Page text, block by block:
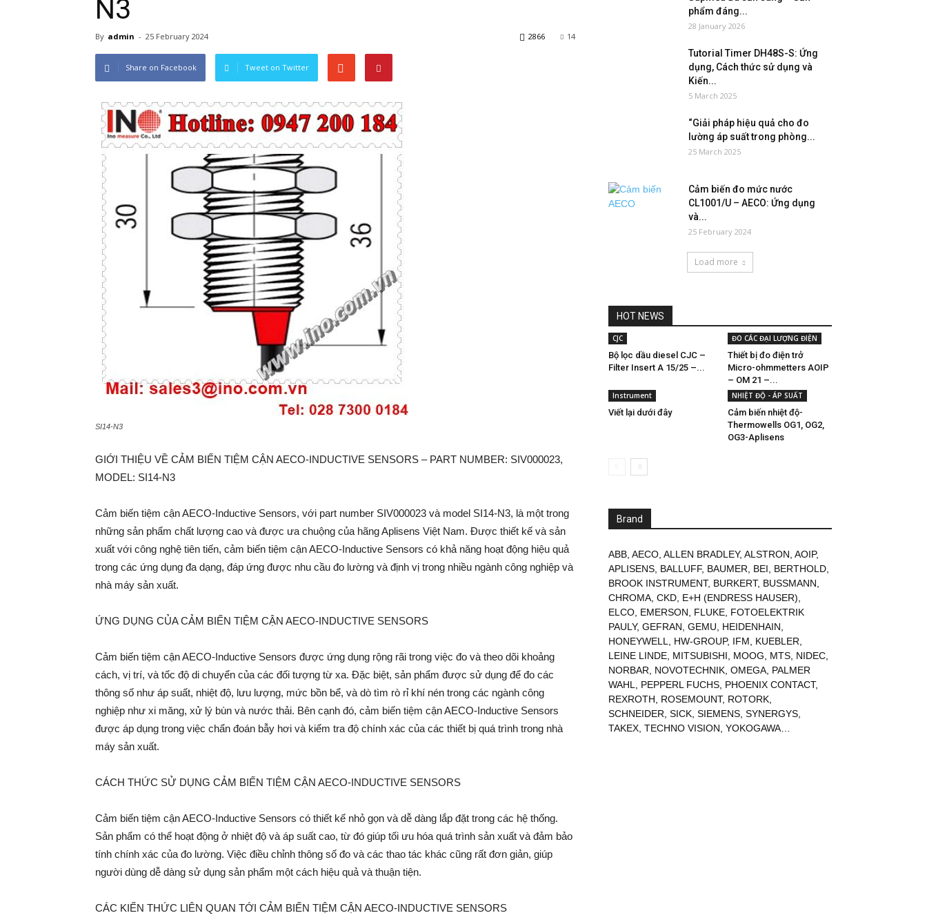
N3
By admin - 25 February 2024 14
2866
Share on Facebook Tweet on Twitter
SI14-N3
GIỚI THIỆU VỀ CẢM BIẾN TIỆM CẬN AECO-INDUCTIVE SENSORS – PART NUMBER: SIV000023,
MODEL: SI14-N3
Cảm biến tiệm cận AECO-Inductive Sensors, với part number SIV000023 và model SI14-N3, là một trong
những sản phẩm chất lượng cao và được ưa chuộng của hãng Aplisens Việt Nam. Được thiết kế và sản
xuất với công nghệ tiên tiến, cảm biến tiệm cận AECO-Inductive Sensors có khả năng hoạt động hiệu quả
trong các ứng dụng đa dạng, đáp ứng được nhu cầu đo lường và định vị trong nhiều ngành công nghiệp và
nhà máy sản xuất.
ỨNG DỤNG CỦA CẢM BIẾN TIỆM CẬN AECO-INDUCTIVE SENSORS
Cảm biến tiệm cận AECO-Inductive Sensors được ứng dụng rộng rãi trong việc đo và theo dõi khoảng
cách, vị trí, và tốc độ di chuyển của các đối tượng từ xa. Đặc biệt, sản phẩm được sử dụng để đo các
thông số như áp suất, nhiệt độ, lưu lượng, mức bồn bể, và dò tìm rò rỉ khí nén trong các ngành công
nghiệp như xi măng, xử lý bùn và nước thải. Bên cạnh đó, cảm biến tiệm cận AECO-Inductive Sensors
được áp dụng trong việc chẩn đoán bẫy hơi và kiểm tra độ chính xác của các thiết bị quá trình trong nhà
máy sản xuất.
CÁCH THỨC SỬ DỤNG CẢM BIẾN TIỆM CẬN AECO-INDUCTIVE SENSORS
Cảm biến tiệm cận AECO-Inductive Sensors có thiết kế nhỏ gọn và dễ dàng lắp đặt trong các hệ thống.
Sản phẩm có thể hoạt động ở nhiệt độ và áp suất cao, từ đó giúp tối ưu hóa quá trình sản xuất và đảm bảo
tính chính xác của đo lường. Việc điều chỉnh thông số đo và các thao tác khác cũng rất đơn giản, giúp
người dùng dễ dàng sử dụng sản phẩm một cách hiệu quả và thuận tiện.
CÁC KIẾN THỨC LIÊN QUAN TỚI CẢM BIẾN TIỆM CẬN AECO-INDUCTIVE SENSORS
phẩm đáng...
28 January 2026
Tutorial Timer DH48S-S: Ứng
dụng, Cách thức sử dụng và
Kiến...
5 March 2025
“Giải pháp hiệu quả cho đo
lường áp suất trong phòng...
25 March 2025
Cảm biến đo mức nước
CL1001/U – AECO: Ứng dụng
và...
25 February 2024
Load more
HOT NEWS
CJC
Bộ lọc dầu diesel CJC –
Filter Insert A 15/25 –...
ĐO CÁC ĐẠI LƯỢNG ĐIỆN
Thiết bị đo điện trở
Micro-ohmmetters AOIP
– OM 21 –...
Instrument
Viết lại dưới đây
NHIỆT ĐỘ - ÁP SUẤT
Cảm biến nhiệt độ-
Thermowells OG1, OG2,
OG3-Aplisens
Brand
ABB AECO ALLEN BRADLEY, ALSTRON AOIP,
APLISENS BALLUFF, BAUMER BEI BERTHOLD
BROOK INSTRUMENT, BURKERT, BUSSMANN
CHROMA CKD E+H (ENDRESS HAUSER)
ELCO EMERSON FLUKE FOTOELEKTRIK
PAULY, GEFRAN GEMU HEIDENHAIN
HONEYWELL
HW-GROUP, IFM KUEBLER
LEINE LINDE MITSUBISHI MOOG MTS NIDEC
NORBAR
NOVOTECHNIK OMEGA PALMER
WAHL
PEPPERL FUCHS PHOENIX CONTACT,
REXROTH
ROSEMOUNT, ROTORK
SCHNEIDER SICK SIEMENS SYNERGYS
TAKEX TECHNO VISION YOKOGAWA